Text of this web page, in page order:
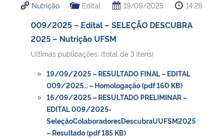
Ministério da Mulher, da Família e dos Direitos Humanos
Secretaria-Geral
Secretaria de Governo
Gabinete de Segurança Institucional
Nutrição Edital 19/09/2025 14:28
009/2025 – Edital – SELEÇÃO DESCUBRA
2025 – Nutrição UFSM
Ultimas publicações: (total de 3 itens)
19/09/2025 – RESULTADO FINAL – EDITAL
009/2025… – Homologação (pdf 160 KB)
16/09/2025 – RESULTADO PRELIMINAR –
EDITAL 009/2025-
SeleçãoColaboradoresDescubraUUFSM2025
– Resultado (pdf 185 KB)